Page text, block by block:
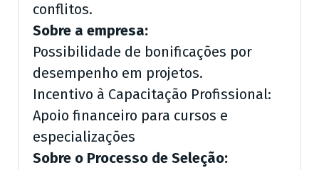
conflitos.
Sobre a empresa:
Possibilidade de bonificações por
desempenho em projetos.
Incentivo à Capacitação Profissional:
Apoio financeiro para cursos e
especializações
Sobre o Processo de Seleção: